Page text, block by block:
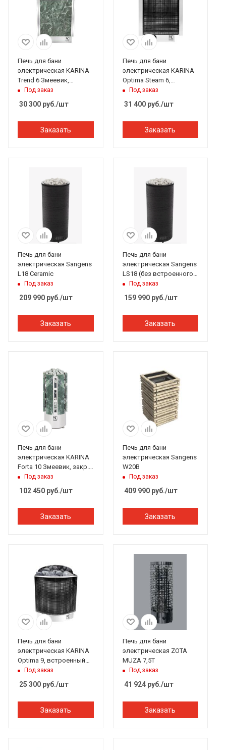
Печь для бани
электрическая KARINA
Trend 6 Змеевик,
встроенный пульт
Под заказ
30 300 руб./шт
Заказать
Печь для бани
электрическая KARINA
Optima Steam 6,
закр.каменка,
встроенный пульт
Под заказ
31 400руб./шт
Заказать
Печь для бани
электрическая Sangens
L18 Ceramic
Под заказ
209 990 руб./шт
Заказать
Печь для бани
электрическая Sangens
LS18 (без встроенного
ПУ)Под заказ
159 990руб./шт
Заказать
Печь для бани
электрическая KARINA
Forta 10 Змеевик, закр.
каменка, выносной
пульт
Под заказ
102 450 руб./шт
Заказать
Печь для бани
электрическая Sangens
W20B
Под заказ
409 990руб./шт
Заказать
Печь для бани
электрическая KARINA
Optima 9, встроенный
пульт
Под заказ
25 300 руб./шт
Заказать
Печь для бани
электрическая ZOTA
MUZA 7,5Т
Под заказ
41 924руб./шт
Заказать